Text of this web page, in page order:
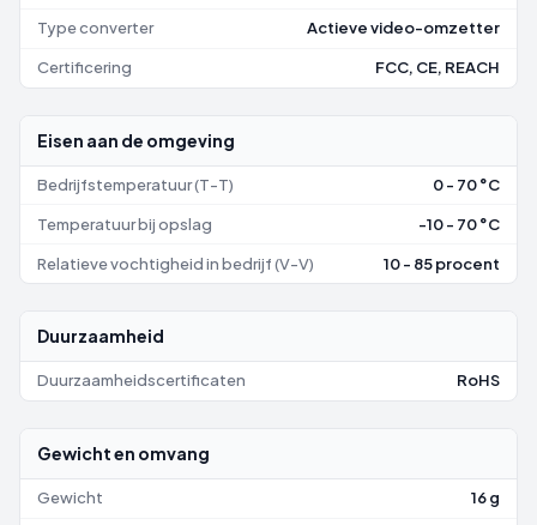
Type converter Actieve video-omzetter
Certificering FCC, CE, REACH
Eisen aan de omgeving
Bedrijfstemperatuur (T-T) 0 - 70 °C
Temperatuur bij opslag -10 - 70 °C
Relatieve vochtigheid in bedrijf (V-V) 10 - 85 procent
Duurzaamheid
Duurzaamheidscertificaten RoHS
Gewicht en omvang
Gewicht 16 g